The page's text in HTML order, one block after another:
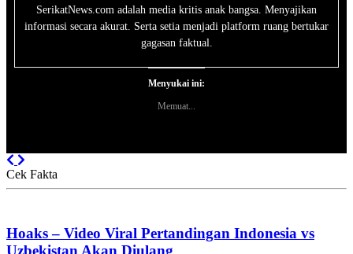
SerikatNews.com adalah media kritis anak bangsa. Menyajikan
informasi secara akurat. Serta setia menjadi platform ruang bertukar
gagasan faktual.
Menyukai ini:
Memuat...
Previous
Cek Fakta
Hoaks – Video Viral Pertandingan Indonesia vs
Uzbekistan Akan Diulang